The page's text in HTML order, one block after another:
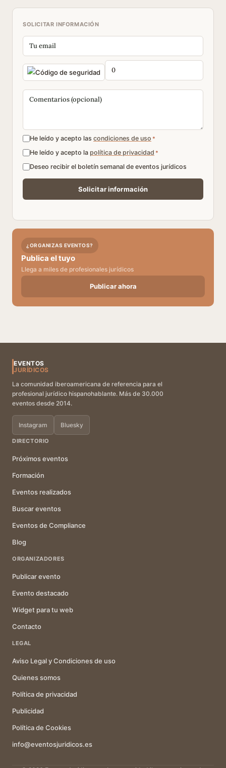
SOLICITAR INFORMACIÓN
He leído y acepto las condiciones de uso *
He leído y acepto la política de privacidad *
Deseo recibir el boletín semanal de eventos jurídicos
¿ORGANIZAS EVENTOS?
Publica el tuyo
Llega a miles de profesionales jurídicos
Publicar ahora
EVENTOS
JURÍDICOS
La comunidad iberoamericana de referencia para el
profesional jurídico hispanohablante. Más de 30.000
eventos desde 2014.
Instagram Bluesky
DIRECTORIO
Próximos eventos
Formación
Eventos realizados
Buscar eventos
Eventos de Compliance
Blog
ORGANIZADORES
Publicar evento
Evento destacado
Widget para tu web
Contacto
LEGAL
Aviso Legal y Condiciones de uso
Quienes somos
Política de privacidad
Publicidad
Política de Cookies
info@eventosjuridicos.es